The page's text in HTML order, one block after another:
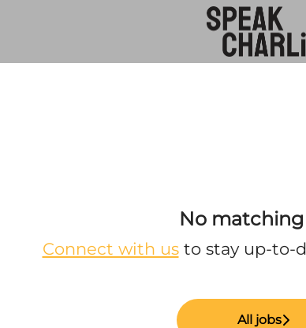
No
Connect with usto stay up-to-
All jobs